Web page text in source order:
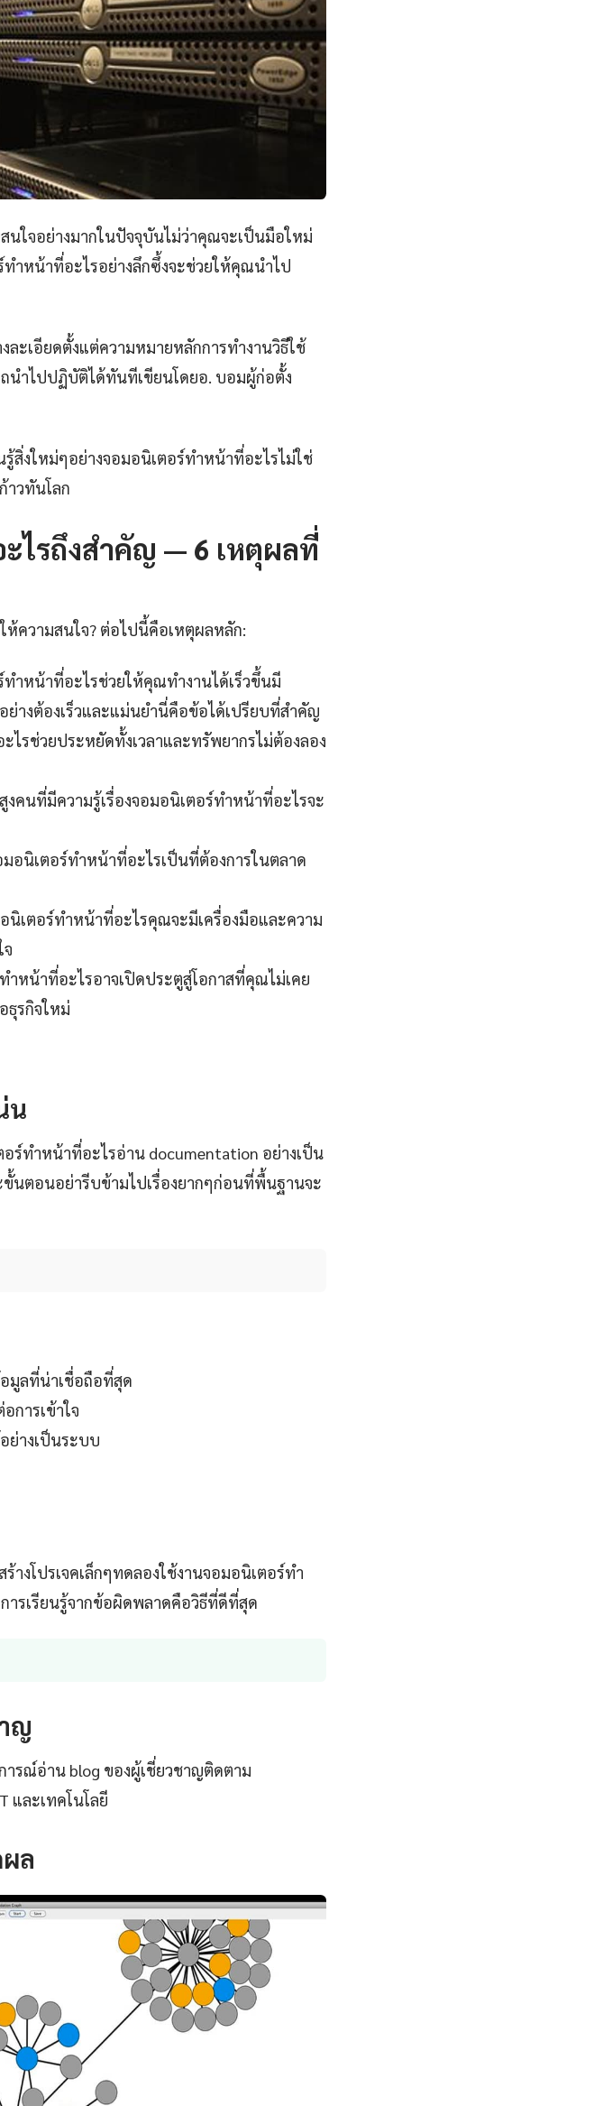
นใจอย่างมากในปัจจุบันไม่ว่าคุณจะเป็นมือใหม่
าหน้าที่อะไรอย่างลึกซึ้งจะช่วยให้คุณนำไป
ะเอียดตั้งแต่ความหมายหลักการทำงานวิธีใช้
นำไปปฏิบัติได้ทันทีเขียนโดยอ. บอมผู้ก่อตั้ง
รู้สิ่งใหม่ๆอย่างจอมอนิเตอร์ทําหน้าที่อะไรไม่ใช่
าวทันโลก
ไรถึงสำคัญ — 6 เหตุผลที่
ความสนใจ? ต่อไปนี้คือเหตุผลหลัก:
าหน้าที่อะไรช่วยให้คุณทำงานได้เร็วขึ้นมี
งต้องเร็วและแม่นยำนี่คือข้อได้เปรียบที่สำคัญ
ไรช่วยประหยัดทั้งเวลาและทรัพยากรไม่ต้องลอง
คนที่มีความรู้เรื่องจอมอนิเตอร์ทําหน้าที่อะไรจะ
นิเตอร์ทําหน้าที่อะไรเป็นที่ต้องการในตลาด
นิเตอร์ทําหน้าที่อะไรคุณจะมีเครื่องมือและความ
าหน้าที่อะไรอาจเปิดประตูสู่โอกาสที่คุณไม่เคย
ธุรกิจใหม่
น
ร์ทําหน้าที่อะไรอ่าน documentation อย่างเป็น
นตอนอย่ารีบข้ามไปเรื่องยากๆก่อนที่พื้นฐานจะ
มูลที่น่าเชื่อถือที่สุด
การเข้าใจ
ย่างเป็นระบบ
างโปรเจคเล็กๆทดลองใช้งานจอมอนิเตอร์ทํา
ารเรียนรู้จากข้อผิดพลาดคือวิธีที่ดีที่สุด
ญ
ารณ์อ่าน blog ของผู้เชี่ยวชาญติดตาม
และเทคโนโลยี
ล